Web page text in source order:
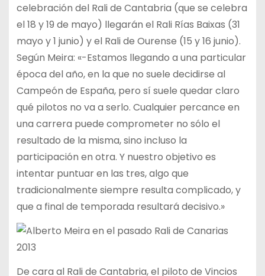
celebración del Rali de Cantabria (que se celebra
el 18 y 19 de mayo) llegarán el Rali Rías Baixas (31
mayo y 1 junio) y el Rali de Ourense (15 y 16 junio).
Según Meira: «-Estamos llegando a una particular
época del año, en la que no suele decidirse al
Campeón de España, pero sí suele quedar claro
qué pilotos no va a serlo. Cualquier percance en
una carrera puede comprometer no sólo el
resultado de la misma, sino incluso la
participación en otra. Y nuestro objetivo es
intentar puntuar en las tres, algo que
tradicionalmente siempre resulta complicado, y
que a final de temporada resultará decisivo.»
De cara al Rali de Cantabria, el piloto de Vincios